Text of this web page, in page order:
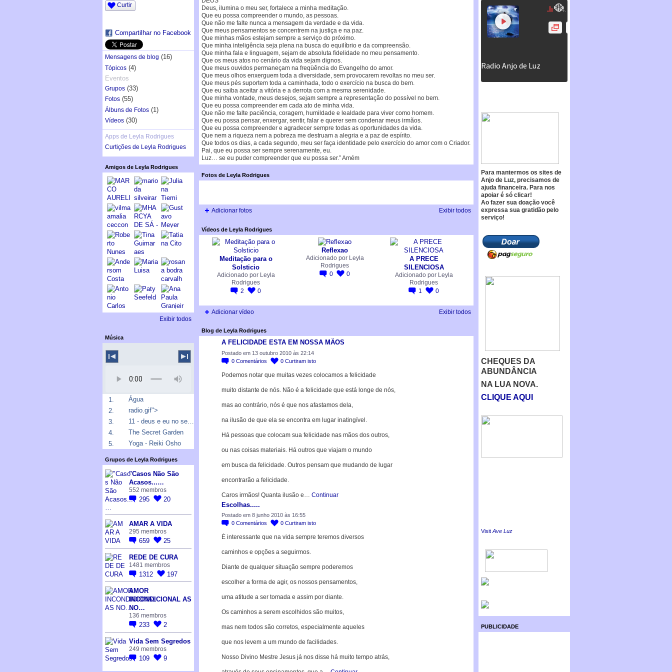
Curtir
Compartilhar no Facebook
Mensagens de blog (16)
Tópicos(4)
Eventos
Grupos(33)
Fotos(55)
Álbuns de Fotos(1)
Vídeos(30)
Apps de Leyla Rodrigues
Curtições de Leyla Rodrigues
Amigos de Leyla Rodrigues
Exibir todos
Música
1.
Água
2.
radio.gif">
3.
11 - deus e eu no sertão
4.
The Secret Garden
5.
Yoga - Reiki Osho
Grupos de Leyla Rodrigues
"Casos Não São
Acasos...…
552 membros
295 20
AMAR A VIDA
295 membros
659 25
REDE DE CURA
1481 membros
1312 197
AMOR
INCONDICIONAL AS
NO…
136 membros
233 2
Vida Sem Segredos
249 membros
109 9
Deus, ilumina o meu ser, fortalece a minha meditação.
Que eu possa compreender o mundo, as pessoas.
Que não me falte nunca a mensagem da verdade e da vida.
Que meus pensamentos se concentrem na justiça e na paz.
Que minhas mãos estejam sempre a serviço do próximo.
Que minha inteligência seja plena na busca do equilíbrio e da compreensão.
Que minha fala e linguagem, sejam de absoluta fidelidade no meu pensamento.
Que os meus atos no cenário da vida sejam dignos.
Que meus ouvidos permaneçam na freqüência do Evangelho do amor.
Que meus olhos enxerguem toda a diversidade, sem provocarem revoltas no meu ser.
Que meus pés suportem toda a caminhada, todo o exercício na busca do bem.
Que eu saiba aceitar a vitória e a derrota com a mesma serenidade.
Que minha vontade, meus desejos, sejam sempre a representação do possível no bem.
Que eu possa compreender em cada ato de minha vida.
Que não me falte paciência, coragem, humildade e lealdade para viver como homem.
Que eu possa pensar, enxergar, sentir, falar e querer sem condenar meus irmãos.
Que eu possa compreender e agradecer sempre todas as oportunidades da vida.
Que nem a riqueza nem a pobreza me destruam a alegria e a paz de espírito.
Que todos os dias, a cada segundo, meu ser faça identidade pelo exercício do amor com o Criador.
Pai, que eu possa ser sempre serenamente, eu.
Luz… se eu puder compreender que eu possa ser.” Amém
Fotos de Leyla Rodrigues
Adicionar fotos Exibir todos
Vídeos de Leyla Rodrigues
Meditação para o
Solsticio
Adicionado por Leyla
Rodrigues
2
0
Reflexao
Adicionado por Leyla
Rodrigues
0
0
A PRECE
SILENCIOSA
Adicionado por Leyla
Rodrigues
1
0
Adicionar vídeo Exibir todos
Blog de Leyla Rodrigues
A FELICIDADE ESTA EM NOSSA MÃOS
Postado em 13 outubro 2010 às 22:14
0 Comentários 0 Curtiram isto
Podemos notar que muitas vezes colocamos a felicidade
muito distante de nós. Não é a felicidade que está longe de nós,
mas ao contrário, nós é que nos afastamos dela,
na ilusão de que ela se encontra em lugar inatingível.
Há pessoas que colocam sua felicidade nas mãos dos outros,
ou nas coisas materiais. Há outros que viajam o mundo
em busca da felicidade. Outros pensam que mudando de lugar
encontrarão a felicidade.
Caros irmãos! Quanta ilusão e… Continuar
Escolhas.....
Postado em 8 junho 2010 às 16:55
0 Comentários 0 Curtiram isto
É interessante que na vida sempre teremos diversos
caminhos e opções a seguirmos.
Diante de qualquer situação sempre poderemos
escolher a forma de agir, os nossos pensamentos,
uma atitude a ser tomada e assim por diante.
Os caminhos a serem escolhidos são muitos,
mas nem todos são corretos, especialmente aqueles
que nos levem a um mundo de facilidades.
Nosso Divino Mestre Jesus já nos disse há muito tempo atrás,
Para mantermos os sites de
Anjo de Luz, precisamos de
ajuda financeira. Para nos
apoiar é só clicar!
Ao fazer sua doação você
expressa sua gratidão pelo
serviço!
CHEQUES DA
ABUNDÂNCIA
NA LUA NOVA.
CLIQUE AQUI
Visit Ave Luz
PUBLICIDADE